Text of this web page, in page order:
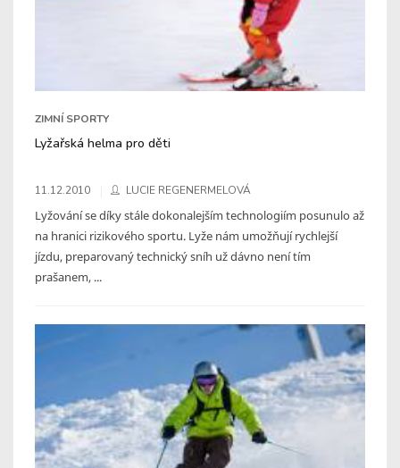
ZIMNÍ SPORTY
Lyžařská helma pro děti
11.12.2010 LUCIE REGENERMELOVÁ
Lyžování se díky stále dokonalejším technologiím posunulo až
na hranici rizikového sportu. Lyže nám umožňují rychlejší
jízdu, preparovaný technický sníh už dávno není tím
prašanem, ...